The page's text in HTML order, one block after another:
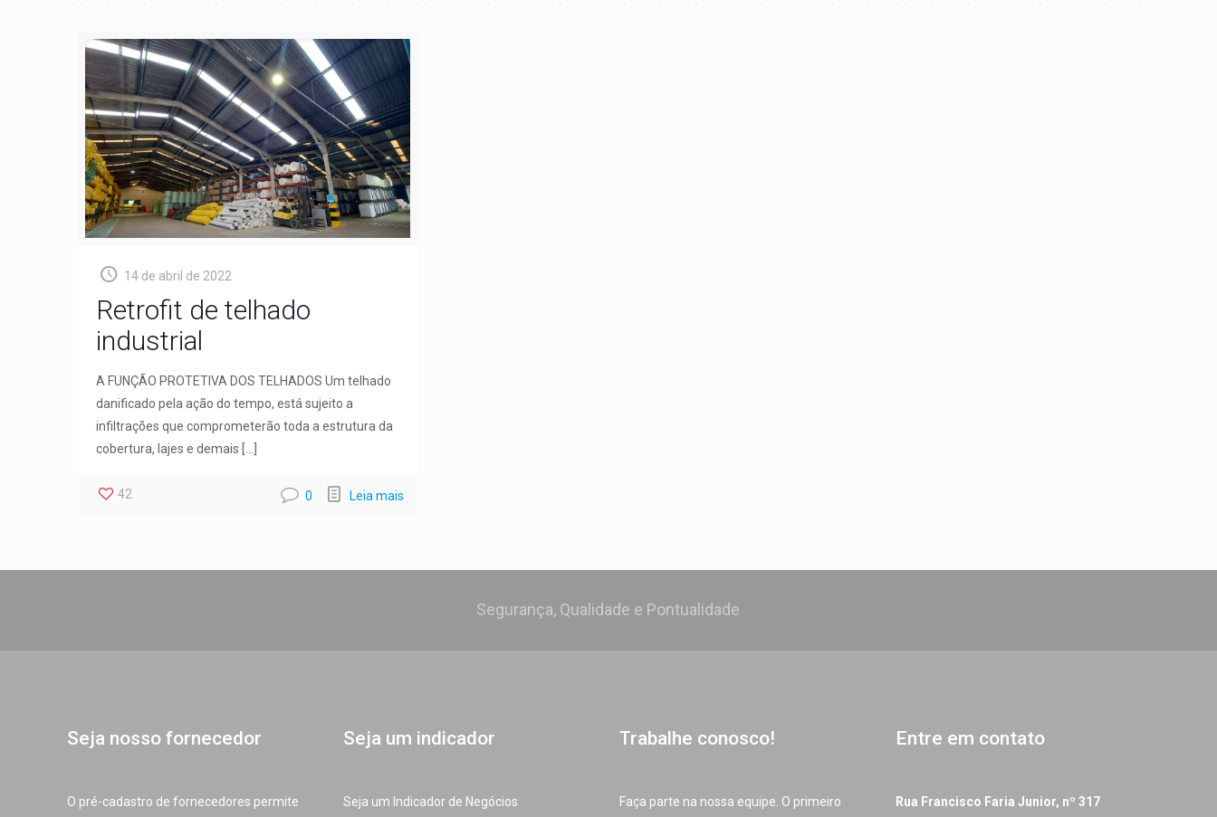
14 de abril de 2022
Retrofit de telhado
industrial
A FUNÇÃO PROTETIVA DOS TELHADOS Um telhado
danificado pela ação do tempo, está sujeito a
infiltrações que comprometerão toda a estrutura da
cobertura, lajes e demais […]
42 0 Leia mais
Segurança, Qualidade e Pontualidade
Seja nosso fornecedor
O pré-cadastro de fornecedores permite
Seja um indicador
Seja um Indicador de Negócios
Trabalhe conosco!
Faça parte na nossa equipe. O primeiro
Entre em contato
Rua Francisco Faria Junior, nº 317